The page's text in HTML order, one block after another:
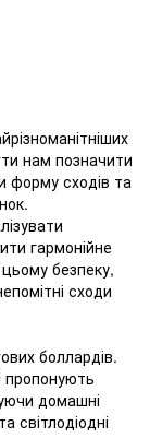
нам позначити
форму сходів та
гармонійне
безпеку,
сходи
боллардів.
пропонують
домашні
світлодіодні